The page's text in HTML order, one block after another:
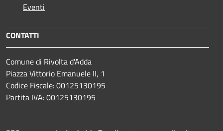
Eventi
CONTATTI
Comune di Rivolta d'Adda
Piazza Vittorio Emanuele II, 1
Codice Fiscale: 00125130195
Partita IVA: 00125130195